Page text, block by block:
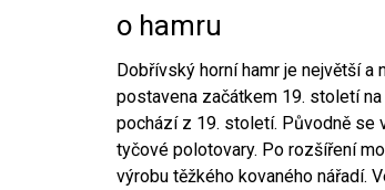
o hamru
Dobřívský horní hamr je největší a
postavena začátkem 19. století
pochází z 19. století. Původně se
tyčové polotovary. Po rozšíření
výrobu těžkého kovaného nářadí.